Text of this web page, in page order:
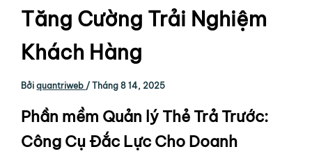
Tăng Cường Trải Nghiệm
Khách Hàng
Bởiquantriweb /Tháng 8 14, 2025
Phần mềm Quản lý Thẻ Trả Trước:
Công Cụ Đắc Lực Cho Doanh